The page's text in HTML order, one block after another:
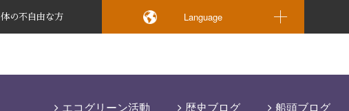
体の不自由な方 Language
エコグリーン活動 歴史ブログ 船頭ブログ